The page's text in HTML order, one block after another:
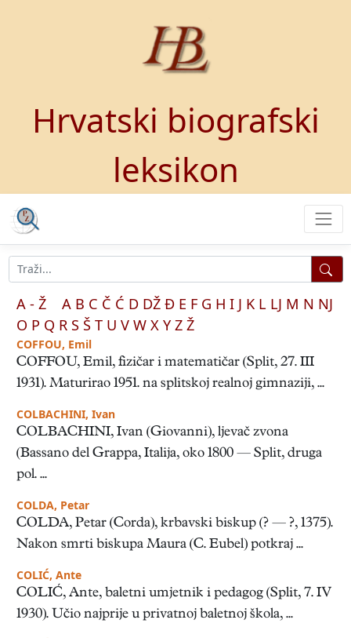
Hrvatski biografski
leksikon
A - Ž A B C Č Ć D DŽ Đ E F G H I J K L LJ M N NJ
O P Q R S Š T U V W X Y Z Ž
COFFOU, Emil
COFFOU, Emil, fizičar i matematičar (Split, 27. III
1931). Maturirao 1951. na splitskoj realnoj gimnaziji, ...
COLBACHINI, Ivan
COLBACHINI, Ivan (Giovanni), ljevač zvona
(Bassano del Grappa, Italija, oko 1800 — Split, druga
pol. ...
COLDA, Petar
COLDA, Petar (Corda), krbavski biskup (? — ?, 1375).
Nakon smrti biskupa Maura (C. Eubel) potkraj ...
COLIĆ, Ante
COLIĆ, Ante, baletni umjetnik i pedagog (Split, 7. IV
1930). Učio najprije u privatnoj baletnoj škola, ...